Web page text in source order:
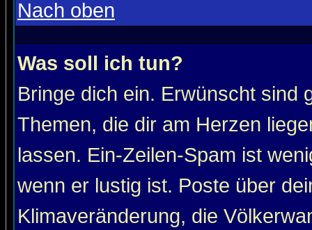
Nach oben
Was soll ich tun?
Bringe dich ein. Erwünscht sind
Themen, die dir am Herzen
lassen. Ein-Zeilen-Spam ist
wenn er lustig ist. Poste über
Klimaveränderung, die